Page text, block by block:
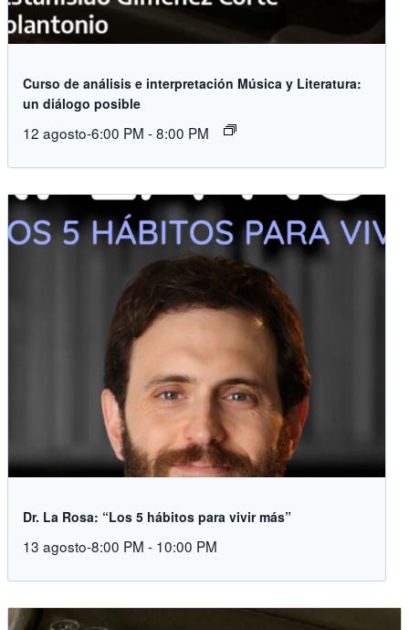
Curso de análisis e interpretación Música y Literatura:
un diálogo posible
12 agosto-6:00 PM -8:00 PM
Dr. La Rosa: “Los 5 hábitos para vivir más”
13 agosto-8:00 PM - 10:00 PM